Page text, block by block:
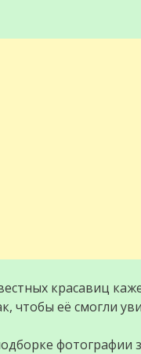
крaсaвиц
чтобы её смогли
фотографии